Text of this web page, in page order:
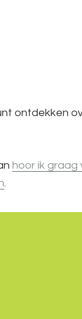
ontdekken
hoor ik graag
.